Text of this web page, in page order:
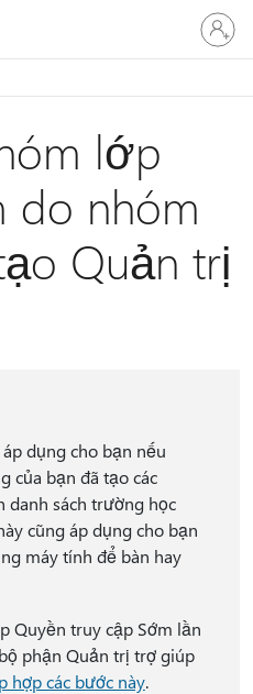
Đăng
nhập
tài
lớp
do nhóm
Quản trị
dụng cho bạn nếu
của bạn đã tạo các
danh sách trường học
cũng áp dụng cho bạn
máy tính để bàn hay
Quyền truy cập Sớm lần
phận Quản trị trợ giúp
hợp các bước này.